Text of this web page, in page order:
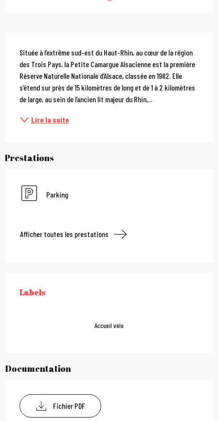
Description
Située à l’extrême sud-est du Haut-Rhin, au cœur de la région
des Trois Pays, la Petite Camargue Alsacienne est la première
Réserve Naturelle Nationale d’Alsace, classée en 1982. Elle
s’étend sur près de 15 kilomètres de long et de 1 à 2 kilomètres
de large, au sein de l’ancien lit majeur du Rhin,...
Lire la suite
Prestations
Parking
Afficher toutes les prestations
Offres de prestations
LABELS
Labels
Accueil vélo
Documentation
Fichier PDF